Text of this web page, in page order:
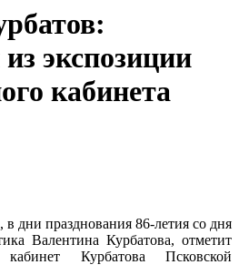
экспозиции
кабинета
в дни празднования 86-летия со дня
Валентина Курбатова, отметит
Курбатова Псковской